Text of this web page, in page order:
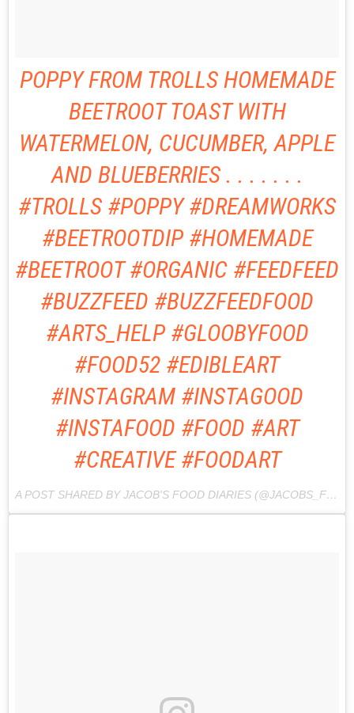
POPPY FROM TROLLS HOMEMADE
BEETROOT TOAST WITH
WATERMELON, CUCUMBER, APPLE
AND BLUEBERRIES . . . . . . .
#TROLLS #POPPY #DREAMWORKS
#BEETROOTDIP #HOMEMADE
#BEETROOT #ORGANIC #FEEDFEED
#BUZZFEED #BUZZFEEDFOOD
#ARTS_HELP #GLOOBYFOOD
#FOOD52 #EDIBLEART
#INSTAGRAM #INSTAGOOD
#INSTAFOOD #FOOD #ART
#CREATIVE #FOODART
A POST SHARED BY JACOB'S FOOD DIARIES (@JACOBS_FOOD_DIARIES) ON